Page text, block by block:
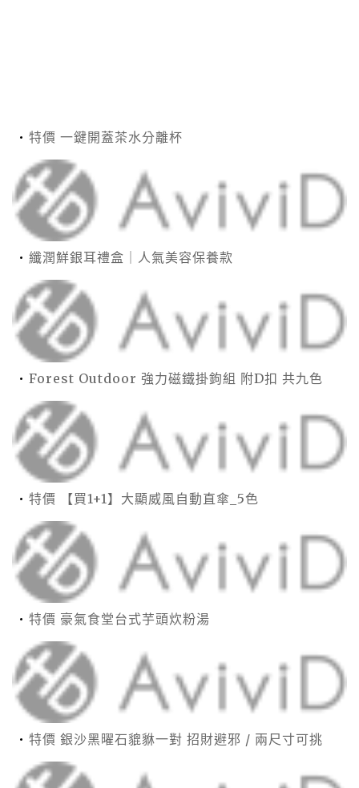
特價 一鍵開蓋茶水分離杯
纖潤鮮銀耳禮盒｜人氣美容保養款
Forest Outdoor 強力磁鐵掛鉤組 附D扣 共九色
特價 【買1+1】大顯威風自動直傘_5色
特價 豪氣食堂台式芋頭炊粉湯
特價 銀沙黑曜石貔貅一對 招財避邪 / 兩尺寸可挑